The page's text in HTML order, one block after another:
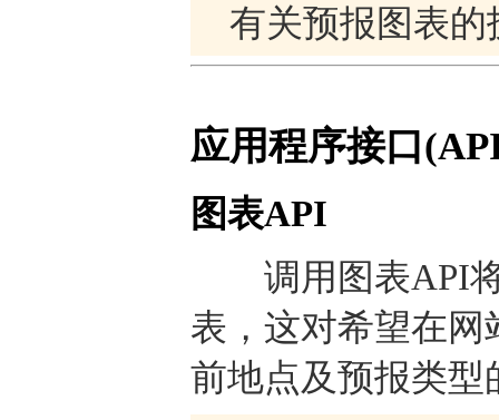
有关预报图表
应用程序接口
图表API
调用图表API将
表，这对希望在
前地点及预报类型